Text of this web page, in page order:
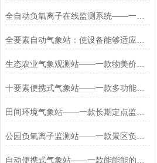
全自动负氧离子在线监测系统——一款大气负氧离子监测站2025全+境+派+送
十要素便携式气象站——一款多功能的便携式多要素气象站#2022已更新